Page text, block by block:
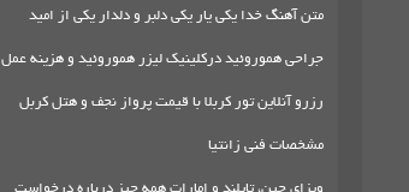
متن آهنگ خدا یکی یار یکی دلبر و دلدار یکی از امید
جراحی هموروئید درکلینیک لیزر هموروئید و هزینه عمل
رزرو آنلاین تور کربلا با قیمت پرواز نجف و هتل کربل
مشخصات فنی زانتیا